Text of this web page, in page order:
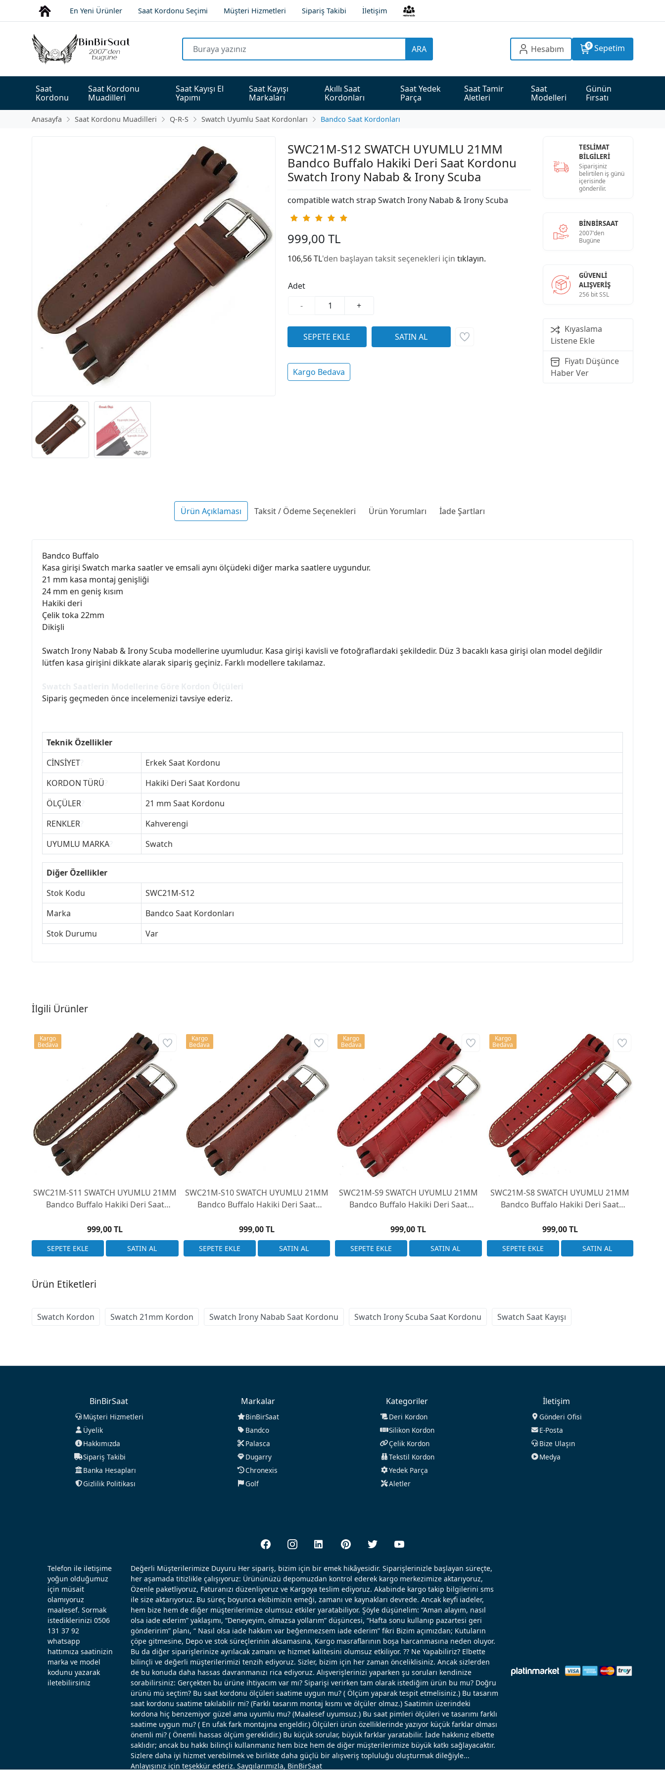
En Yeni Ürünler Saat Kordonu Seçimi Müşteri Hizmetleri Sipariş Takibi İletişim
ARA Hesabım 0 Sepetim
Saat
Kordonu
Saat Kordonu
Muadilleri
Saat Kayışı El
Yapımı
Saat Kayışı
Markaları
Akıllı Saat
Kordonları
Saat Yedek
Parça
Saat Tamir
Aletleri
Saat
Modelleri
Günün
Fırsatı
Anasayfa Saat Kordonu Muadilleri Q-R-S Swatch Uyumlu Saat Kordonları Bandco Saat Kordonları
SWC21M-S12 SWATCH UYUMLU 21MM
Bandco Buffalo Hakiki Deri Saat Kordonu
Swatch Irony Nabab & Irony Scuba
compatible watch strap Swatch Irony Nabab & Irony Scuba
999,00 TL
106,56 TL'den başlayan taksit seçenekleri için tıklayın.
Adet
-
+
Kargo Bedava
TESLİMAT
BİLGİLERİ
Siparişiniz
belirtilen iş günü
içerisinde
gönderilir.
BINBIRSAAT
2007'den
Bugüne
GÜVENLI
ALIŞVERIŞ
256 bit SSL
Kıyaslama
Listene Ekle
Fiyatı Düşünce
Haber Ver
Ürün Açıklaması Taksit / Ödeme Seçenekleri Ürün Yorumları İade Şartları
Bandco Buffalo
Kasa girişi Swatch marka saatler ve emsali aynı ölçüdeki diğer marka saatlere uygundur.
21 mm kasa montaj genişliği
24 mm en geniş kısım
Hakiki deri
Çelik toka 22mm
Dikişli
Swatch Irony Nabab & Irony Scuba modellerine uyumludur. Kasa girişi kavisli ve fotoğraflardaki şekildedir. Düz 3 bacaklı kasa girişi olan model değildir
lütfen kasa girişini dikkate alarak sipariş geçiniz. Farklı modellere takılamaz.
Sipariş geçmeden önce incelemenizi tavsiye ederiz.
Teknik Özellikler
CİNSİYET
Erkek Saat Kordonu
KORDON TÜRÜ
Hakiki Deri Saat Kordonu
ÖLÇÜLER
21 mm Saat Kordonu
RENKLER
Kahverengi
UYUMLU MARKA
Swatch
Diğer Özellikler
Stok Kodu
SWC21M-S12
Marka
Bandco Saat Kordonları
Stok Durumu
Var
İlgili Ürünler
SWC21M-S11 SWATCH UYUMLU 21MM
Bandco Buffalo Hakiki Deri Saat
Scuba
999,00 TL
Kargo
Bedava
SWC21M-S10 SWATCH UYUMLU 21MM
Bandco Buffalo Hakiki Deri Saat
Scuba
999,00 TL
Kargo
Bedava
SWC21M-S9 SWATCH UYUMLU 21MM
Bandco Buffalo Hakiki Deri Saat
Scuba
999,00 TL
Kargo
Bedava
SWC21M-S8 SWATCH UYUMLU 21MM
Bandco Buffalo Hakiki Deri Saat
Scuba
999,00 TL
Kargo
Bedava
Ürün Etiketleri
Swatch Kordon Swatch 21mm Kordon Swatch Irony Nabab Saat Kordonu Swatch Irony Scuba Saat Kordonu Swatch Saat Kayışı
BinBirSaat
Müşteri Hizmetleri
Üyelik
Hakkımızda
Sipariş Takibi
Banka Hesapları
Gizlilik Politikası
Markalar
BinBirSaat
Bandco
Palasca
Dugarry
Chronexis
Golf
Kategoriler
Deri Kordon
Silikon Kordon
Çelik Kordon
Tekstil Kordon
Yedek Parça
Aletler
İletişim
Gönderi Ofisi
E-Posta
Bize Ulaşın
Medya
Telefon ile iletişime
yoğun olduğumuz
için müsait
olamıyoruz
maalesef. Sormak
istediklerinizi 0506
131 37 92
whatsapp
hattımıza saatinizin
marka ve model
kodunu yazarak
iletebilirsiniz
Değerli Müşterilerimize Duyuru Her sipariş, bizim için bir emek hikâyesidir. Siparişlerinizle başlayan süreçte,
her aşamada titizlikle çalışıyoruz: Ürününüzü depomuzdan kontrol ederek kargo merkezimize aktarıyoruz,
Özenle paketliyoruz, Faturanızı düzenliyoruz ve Kargoya teslim ediyoruz. Akabinde kargo takip bilgilerini sms
ile size aktarıyoruz. Bu süreç boyunca ekibimizin emeği, zamanı ve kaynakları devrede. Ancak keyfi iadeler,
hem bize hem de diğer müşterilerimize olumsuz etkiler yaratabiliyor. Şöyle düşünelim: “Aman alayım, nasıl
olsa iade ederim” yaklaşımı, “Deneyeyim, olmazsa yollarım” düşüncesi, “Hafta sonu kullanıp pazartesi geri
gönderirim” planı, “ Nasıl olsa iade hakkım var beğenmezsem iade ederim” fikri Bizim açımızdan; Kutuların
çöpe gitmesine, Depo ve stok süreçlerinin aksamasına, Kargo masraflarının boşa harcanmasına neden oluyor.
Bu da diğer siparişlerinize ayrılacak zamanı ve hizmet kalitesini olumsuz etkiliyor. ?? Ne Yapabiliriz? Elbette
bilinçli ve değerli müşterilerimizi tenzih ediyoruz. Sizler, bizim için her zaman önceliklisiniz. Ancak sizlerden
de bu konuda daha hassas davranmanızı rica ediyoruz. Alışverişlerinizi yaparken şu soruları kendinize
sorabilirsiniz: Gerçekten bu ürüne ihtiyacım var mı? Siparişi verirken tam olarak istediğim ürün bu mu? Doğru
ürünü mü seçtim? Bu saat kordonu ölçüleri saatime uygun mu? ( Ölçüm yaparak tespit etmelisiniz.) Bu tasarım
saat kordonu saatime takılabilir mi? (Farklı tasarım montaj kısmı ve ölçüler olmaz.) Saatimin üzerindeki
kordona hiç benzemiyor güzel ama uyumlu mu? (Maalesef uyumsuz.) Bu saat pimleri ölçüleri ve tasarımı farklı
saatime uygun mu? ( En ufak fark montajına engeldir.) Ölçüleri ürün özelliklerinde yazıyor küçük farklar olması
önemli mi? ( Önemli hassas ölçüm gereklidir.) Bu küçük sorular, büyük farklar yaratabilir. İade hakkınız elbette
saklıdır; ancak bu hakkı bilinçli kullanmanız hem bize hem de diğer müşterilerimize büyük katkı sağlayacaktır.
Sizlere daha iyi hizmet verebilmek ve birlikte daha güçlü bir alışveriş topluluğu oluşturmak dileğiyle...
Anlayışınız için teşekkür ederiz. Saygılarımızla, BinBirSaat